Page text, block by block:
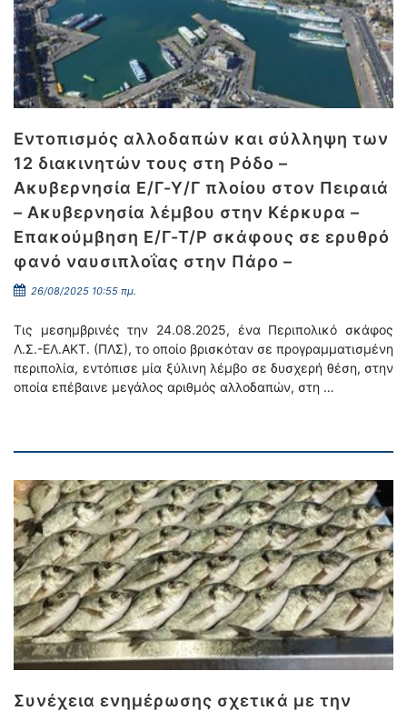
Εντοπισμός αλλοδαπών και σύλληψη των
12 διακινητών τους στη Ρόδο –
Ακυβερνησία Ε/Γ-Υ/Γ πλοίου στον Πειραιά
– Ακυβερνησία λέμβου στην Κέρκυρα –
Επακούμβηση Ε/Γ-Τ/Ρ σκάφους σε ερυθρό
φανό ναυσιπλοΐας στην Πάρο –
26/08/2025 10:55 πμ.
Τις μεσημβρινές την 24.08.2025, ένα Περιπολικό σκάφος
Λ.Σ.-ΕΛ.ΑΚΤ. (ΠΛΣ), το οποίο βρισκόταν σε προγραμματισμένη
περιπολία, εντόπισε μία ξύλινη λέμβο σε δυσχερή θέση, στην
οποία επέβαινε μεγάλος αριθμός αλλοδαπών, στη …
Συνέχεια ενημέρωσης σχετικά με την